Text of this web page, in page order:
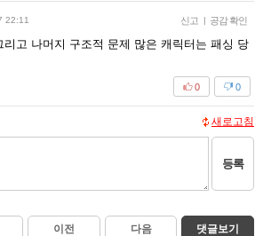
22:11 신고 | 공감 확인
리고 나머지 구조적 문제 많은 캐릭터는 패싱 당
0
0
새로고침
등록
이전 다음 댓글보기